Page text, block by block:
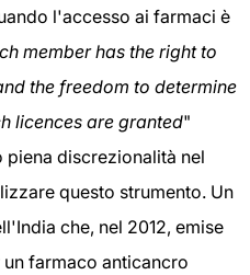
l'accesso ai farmaci è
member has the right to
the freedom to determine
licences are granted"
discrezionalità nel
questo strumento. Un
che, nel 2012, emise
farmaco anticancro